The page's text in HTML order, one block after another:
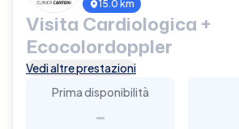
15.0 km
Visita Cardiologica +
Ecocolordoppler
Vedi altre prestazioni
Prima disponibilità
-